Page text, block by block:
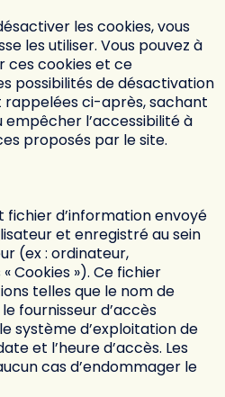
les cookies, vous
les utiliser. Vous pouvez à
ces cookies et ce
possibilités de désactivation
ci-après, sachant
l’accessibilité à
proposés par le site.
fichier d’information envoyé
et enregistré au sein
(ex : ordinateur,
Cookies »). Ce fichier
telles que le nom de
fournisseur d’accès
système d’exploitation de
et l’heure d’accès. Les
cas d’endommager le